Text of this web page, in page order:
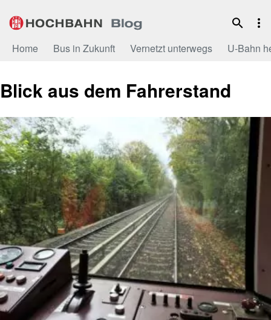
Inhalt
Home Bus in Zukunft Vernetzt unterwegs U-Bahn
Blick aus dem Fahrerstand